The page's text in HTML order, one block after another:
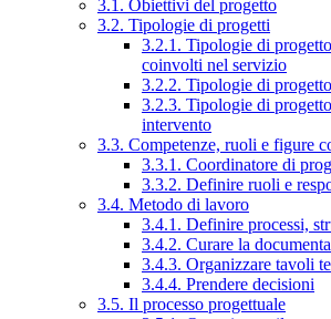
3.1. Obiettivi del progetto
3.2. Tipologie di progetti
3.2.1. Tipologie di
coinvolti nel servizio
3.2.2. Tipologie di
3.2.3. Tipologie di
intervento
3.3. Competenze, ruoli e figure
3.3.1. Coordinatore di
3.3.2. Definire ruoli e
3.4. Metodo di lavoro
3.4.1. Definire processi,
3.4.2. Curare la
3.4.3. Organizzare tavoli
3.4.4. Prendere decisioni
3.5. Il processo progettuale